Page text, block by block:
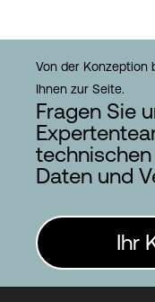
Von der Konzeption
Ihnen zur Seite.
Fragen Sie
Daten und
Ihr